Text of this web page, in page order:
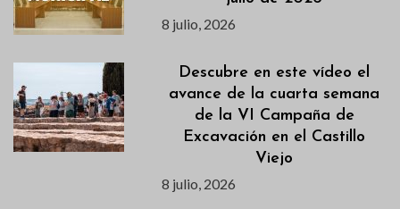
8 julio, 2026
Descubre en este vídeo el
avance de la cuarta semana
de la VI Campaña de
Excavación en el Castillo
Viejo
8 julio, 2026